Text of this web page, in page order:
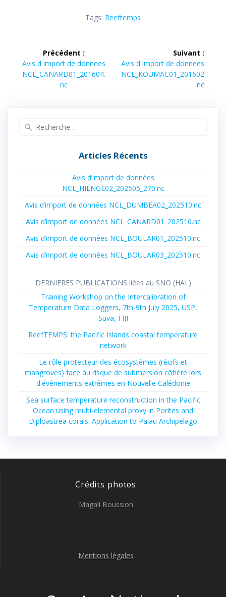
Tags: Reeftemps
Navigation
de
l’article
Précédent :
Article
précédent :
Avis d import de donnees
NCL_CANARD01_201604.
nc
Suivant :
Article
suivant :
Avis d import de donnees
NCL_KOUMAC01_201602
.nc
Articles Récents
Avis d’import de données
NCL_HIENGE02_202505_270.nc
Avis d’import de données NCL_DUMBEA02_202510.nc
Avis d’import de données NCL_CANARD01_202510.nc
Avis d’import de données NCL_BOULAR01_202510.nc
Avis d’import de données NCL_BOULAR03_202510.nc
DERNIERES PUBLICATIONS liées au SNO (HAL)
Training Workshop on the Intercalibration of
Temperature Data Loggers, 7th-9th July 2025, USP,
Suva, FIJI
ReefTEMPS: the Pacific Islands coastal temperature
network
Le rôle protecteur des écosystèmes (récifs et
mangroves) face au risque de submersion côtière lors
d'évènements extrêmes en Nouvelle Calédonie
Sea surface temperature reconstruction in the Pacific
Ocean using multi-elemental proxy in Porites and
Diploastrea corals: Application to Palau Archipelago
Crédits photos
Magali Boussion
Mentions légales